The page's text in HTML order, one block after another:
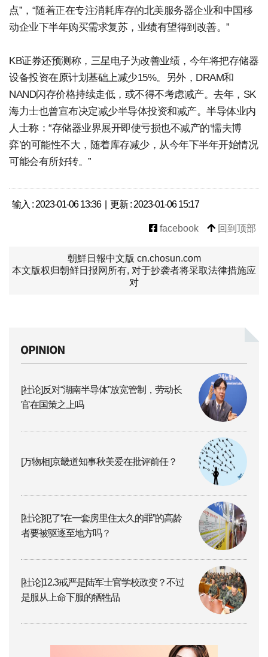
点”，“随着正在专注消耗库存的北美服务器企业和中国移
动企业下半年购买需求复苏，业绩有望得到改善。”
KB证券还预测称，三星电子为改善业绩，今年将把存储器
设备投资在原计划基础上减少15%。另外，DRAM和
NAND闪存价格持续走低，或不得不考虑减产。去年，SK
海力士也曾宣布决定减少半导体投资和减产。半导体业内
人士称：“存储器业界展开即使亏损也不减产的‘懦夫博
弈’的可能性不大，随着库存减少，从今年下半年开始情况
可能会有所好转。”
输入 : 2023-01-06 13:36 | 更新 : 2023-01-06 15:17
facebook 回到顶部
朝鮮日報中文版 cn.chosun.com
本文版权归朝鲜日报网所有, 对于抄袭者将采取法律措施应
对
[社论]反对“湖南半导体”放宽管制，劳动长
官在国策之上吗
[万物相]京畿道知事秋美爱在批评前任？
[社论]犯了“在一套房里住太久的罪”的高龄
者要被驱逐至地方吗？
[社论]12.3戒严是陆军士官学校政变？不过
是服从上命下服的牺牲品